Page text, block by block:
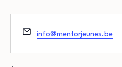
Email
info@mentorjeunes.be